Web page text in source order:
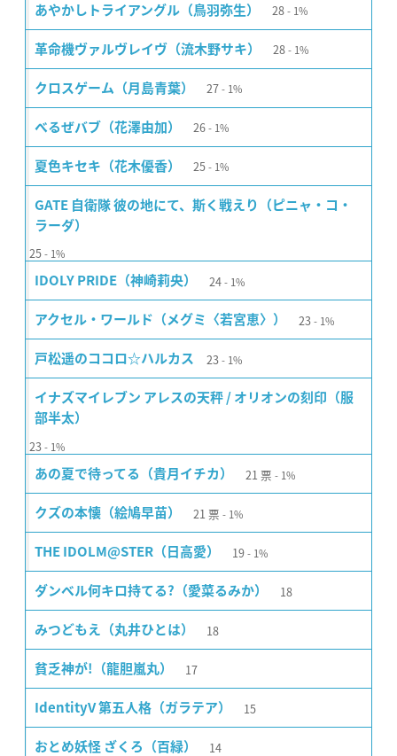
あやかしトライアングル（鳥羽弥生） 28 1%
革命機ヴァルヴレイヴ（流木野サキ） 28 1%
クロスゲーム（月島青葉） 27 1%
べるぜバブ（花澤由加） 26 1%
夏色キセキ（花木優香） 25 1%
GATE 自衛隊 彼の地にて、斯く戦えり（ピニャ・コ・
ラーダ）
25 1%
IDOLY PRIDE（神崎莉央） 24 1%
アクセル・ワールド（メグミ〈若宮恵〉） 23 1%
戸松遥のココロ☆ハルカス 23 1%
イナズマイレブン アレスの天秤 / オリオンの刻印（服
部半太）
23 1%
あの夏で待ってる（貴月イチカ） 21 票 1%
クズの本懐（絵鳩早苗） 21 票 1%
THE IDOLM@STER（日高愛） 19 1%
ダンベル何キロ持てる?（愛菜るみか） 18
みつどもえ（丸井ひとは） 18
貧乏神が!（龍胆嵐丸） 17
IdentityV 第五人格（ガラテア） 15
おとめ妖怪 ざくろ（百緑） 14